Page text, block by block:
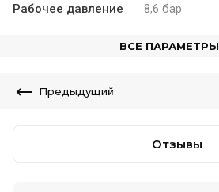
Рабочее давление 8,6 бар
ВСЕ ПАРАМЕТРЫ
Предыдущий
Отзывы